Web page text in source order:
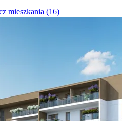
mieszkania (16)